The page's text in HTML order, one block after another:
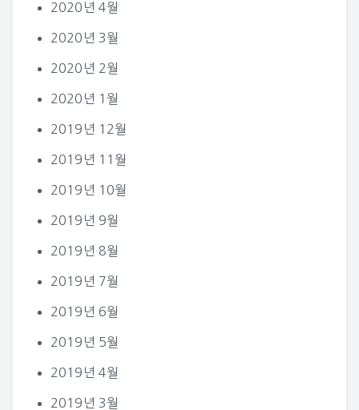
2020년 4월
2020년 3월
2020년 2월
2020년 1월
2019년 12월
2019년 11월
2019년 10월
2019년 9월
2019년 8월
2019년 7월
2019년 6월
2019년 5월
2019년 4월
2019년 3월